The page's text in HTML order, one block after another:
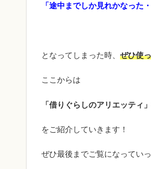
「途中までしか見れかなった
となってしまった時、 ぜひ使
ここからは
「借りぐらしのアリエッティ
をご紹介していきます！
ぜひ最後までご覧になってい